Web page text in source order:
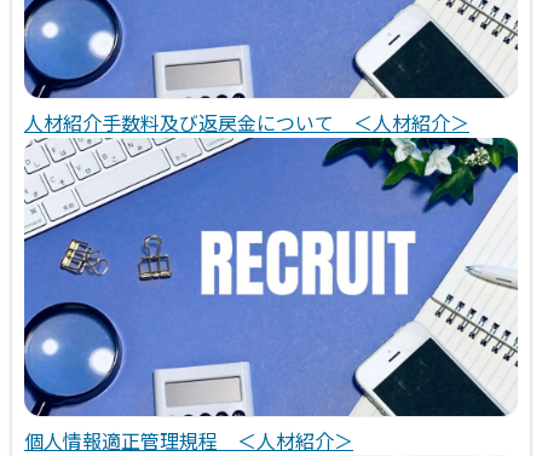
人材紹介手数料及び返戻金について ＜人材紹介＞
個人情報適正管理規程 ＜人材紹介＞